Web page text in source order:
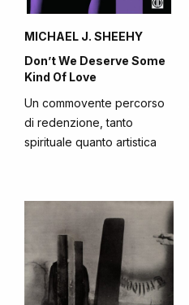
MICHAEL J. SHEEHY
Don’t We Deserve Some
Kind Of Love
Un commovente percorso
di redenzione, tanto
spirituale quanto artistica